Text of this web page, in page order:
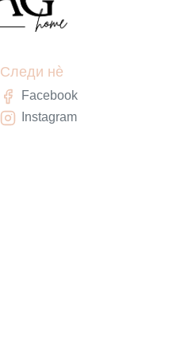
Следи нè
Facebook
Instagram